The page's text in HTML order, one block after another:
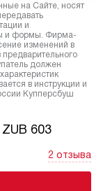
на Сайте, носят
и
и формы. Фирма-
изменений в
должен
в инструкции и
Купперсбуш
603
2 отзыва